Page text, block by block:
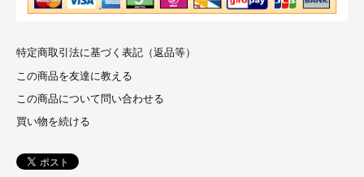
特定商取引法に基づく表記（返品等）
この商品を友達に教える
この商品について問い合わせる
買い物を続ける